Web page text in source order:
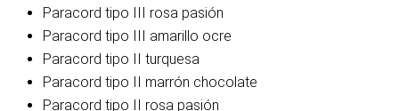
Paracord tipo III rosa pasión
Paracord tipo III amarillo ocre
Paracord tipo II turquesa
Paracord tipo II marrón chocolate
Paracord tipo II rosa pasión